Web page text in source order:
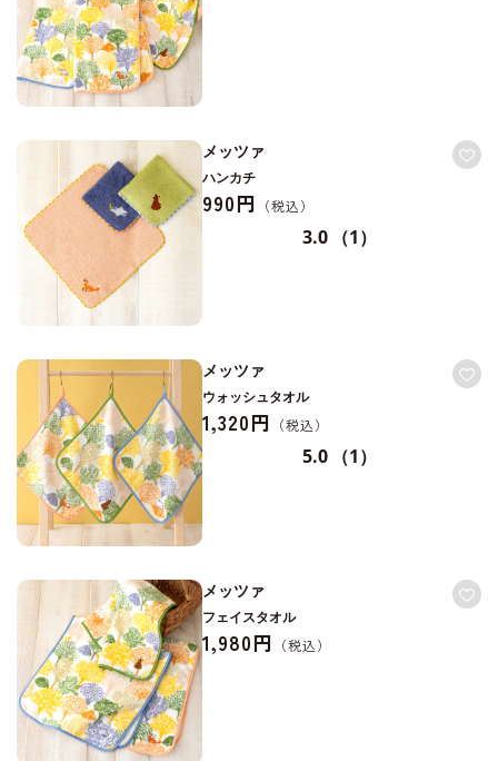
メッツァ
ハンカチ
990円
3.0 （1）
メッツァ
ウォッシュタオル
1,320円
5.0 （1）
メッツァ
フェイスタオル
1,980円